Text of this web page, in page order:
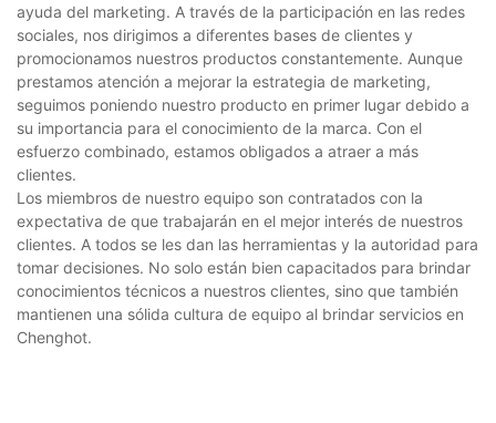
ayuda del marketing. A través de la participación en las redes
sociales, nos dirigimos a diferentes bases de clientes y
promocionamos nuestros productos constantemente. Aunque
prestamos atención a mejorar la estrategia de marketing,
seguimos poniendo nuestro producto en primer lugar debido a
su importancia para el conocimiento de la marca. Con el
esfuerzo combinado, estamos obligados a atraer a más
clientes.
Los miembros de nuestro equipo son contratados con la
expectativa de que trabajarán en el mejor interés de nuestros
clientes. A todos se les dan las herramientas y la autoridad para
tomar decisiones. No solo están bien capacitados para brindar
conocimientos técnicos a nuestros clientes, sino que también
mantienen una sólida cultura de equipo al brindar servicios en
Chenghot.